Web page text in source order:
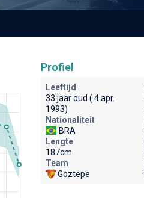
Profiel
Leeftijd
33 jaar oud ( 4 apr.
1993)
Nationaliteit
BRA
Lengte
187cm
Team
Goztepe